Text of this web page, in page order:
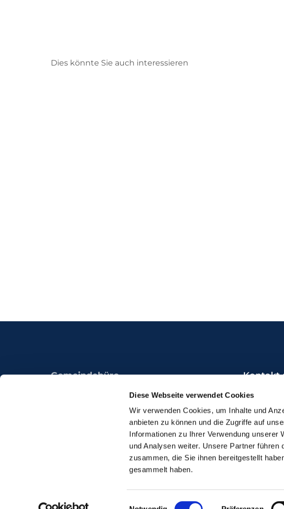
Diese Webseite verwendet Cookies
Wir verwenden Cookies, um Inhalte und
anbieten zu können und die Zugriffe auf
Informationen zu Ihrer Verwendung unserer
und Analysen weiter. Unsere Partner
zusammen, die Sie ihnen bereitgestellt
gesammelt haben.
Einwilligungsauswahl
Dies könnte Sie auch interessieren
Gemeindebüro
Kontakt
0231 / 987
do-kg-